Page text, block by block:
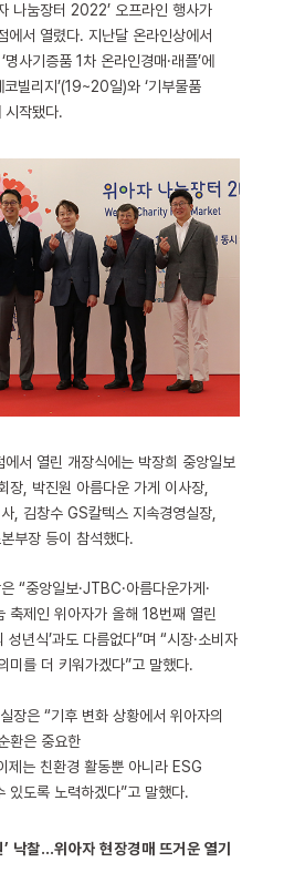
나눔장터 2022’ 오프라인 행사가
에서 열렸다. 지난달 온라인상에서
명사기증품 1차 온라인경매·래플’에
빌리지’(19~20일)와 ‘기부물품
시작됐다.
서 열린 개장식에는 박장희 중앙일보
장, 박진원 아름다운 가게 이사장,
, 김창수 GS칼텍스 지속경영실장,
부장 등이 참석했다.
“중앙일보·JTBC·아름다운가게·
축제인 위아자가 올해 18번째 열린
성년식’과도 다름없다”며 “시장·소비자
미를 더 키워가겠다”고 말했다.
장은 “기후 변화 상황에서 위아자의
환은 중요한
제는 친환경 활동뿐 아니라 ESG
있도록 노력하겠다”고 말했다.
낙찰…위아자 현장경매 뜨거운 열기